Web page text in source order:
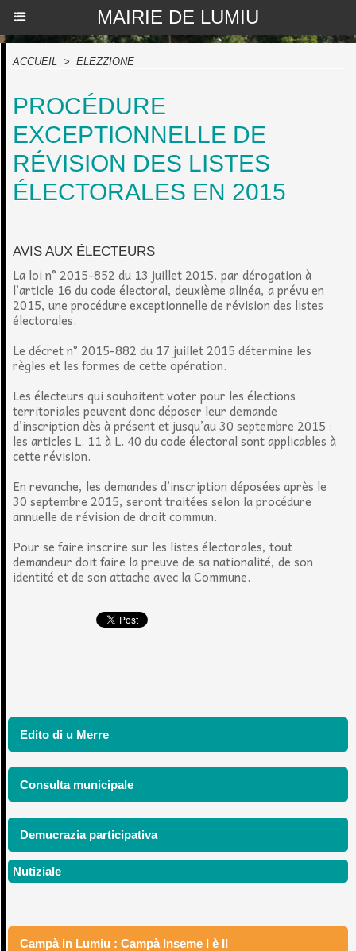
MAIRIE DE LUMIU
Edito di u Merre
Consulta municipale
Demucrazia participativa
Nutiziale
Campà in Lumiu : Campà Inseme I è II
ACCUEIL > ELEZZIONE
PROCÉDURE
EXCEPTIONNELLE DE
RÉVISION DES LISTES
ÉLECTORALES EN 2015
AVIS AUX ÉLECTEURS
La loi n° 2015-852 du 13 juillet 2015, par dérogation à
l’article 16 du code électoral, deuxième alinéa, a prévu en
2015, une procédure exceptionnelle de révision des listes
électorales.
Le décret n° 2015-882 du 17 juillet 2015 détermine les
règles et les formes de cette opération.
Les électeurs qui souhaitent voter pour les élections
territoriales peuvent donc déposer leur demande
d’inscription dès à présent et jusqu’au 30 septembre 2015 ;
les articles L. 11 à L. 40 du code électoral sont applicables à
cette révision.
En revanche, les demandes d’inscription déposées après le
30 septembre 2015, seront traitées selon la procédure
annuelle de révision de droit commun.
Pour se faire inscrire sur les listes électorales, tout
demandeur doit faire la preuve de sa nationalité, de son
identité et de son attache avec la Commune.